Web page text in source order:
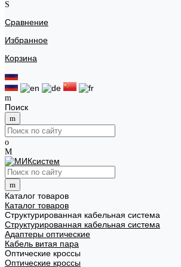
Сравнение
Избранное
Корзина
Поиск
Каталог товаров
Каталог товаров
Структурированная кабельная система
Структурированная кабельная система
Адаптеры оптические
Кабель витая пара
Оптические кроссы
Оптические кроссы